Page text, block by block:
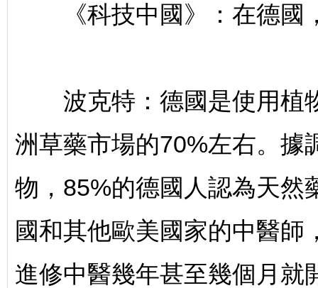
《科技中國》：在德國
波克特：德國是使用植
洲草藥市場的70%左右。據
物，85%的德國人認為天然
國和其他歐美國家的中醫師
進修中醫幾年甚至幾個月就